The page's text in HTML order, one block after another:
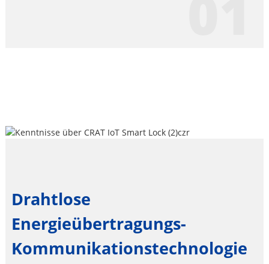
Drahtlose
Energieübertragungs-
Kommunikationstechnologie